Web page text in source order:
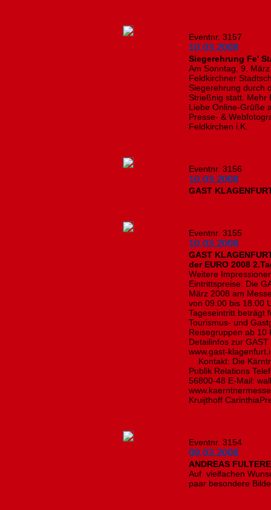
Eventnr. 3157
10.03.2008
Siegerehrung Fe'
Am Sonntag, 9.
Feldkirchner
Siegerehrung durch
Strießnig statt. Mehr
Liebe Online-Grüße
Presse- &
Feldkirchen i.K.
Eventnr. 3156
10.03.2008
GAST
Eventnr. 3155
10.03.2008
GAST
der EURO 2008
Weitere
Eintrittspreise: Die
März 2008 am
von 09.00 bis 18.00
Tageseintritt beträgt
Tourismus- und
Reisegruppen ab
Detailinfos zur
www.gast-
Kontakt: Die
Publik Relations
56800-48 E-Mail:
Kruijthoff
Eventnr. 3154
09.03.2008
ANDREAS
Auf vielfachen
paar besondere